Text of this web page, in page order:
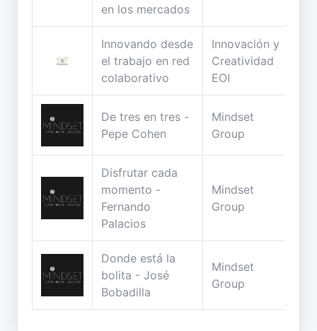
en los mercados
Innovando desde
el trabajo en red
colaborativo
Innovación y
Creatividad
EOI
De tres en tres -
Pepe Cohen
Mindset
Group
Disfrutar cada
momento -
Fernando
Palacios
Mindset
Group
Donde está la
bolita - José
Bobadilla
Mindset
Group